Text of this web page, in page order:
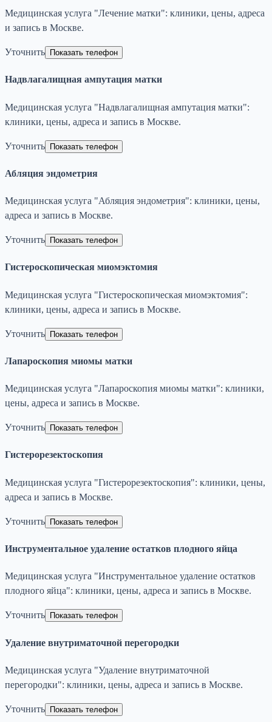
Медицинская услуга "Лечение матки": клиники, цены, адреса
и запись в Москве.
Уточнить Показать телефон
Надвлагалищная ампутация матки
Медицинская услуга "Надвлагалищная ампутация матки":
клиники, цены, адреса и запись в Москве.
Уточнить Показать телефон
Абляция эндометрия
Медицинская услуга "Абляция эндометрия": клиники, цены,
адреса и запись в Москве.
Уточнить Показать телефон
Гистероскопическая миомэктомия
Медицинская услуга "Гистероскопическая миомэктомия":
клиники, цены, адреса и запись в Москве.
Уточнить Показать телефон
Лапароскопия миомы матки
Медицинская услуга "Лапароскопия миомы матки": клиники,
цены, адреса и запись в Москве.
Уточнить Показать телефон
Гистерорезектоскопия
Медицинская услуга "Гистерорезектоскопия": клиники, цены,
адреса и запись в Москве.
Уточнить Показать телефон
Инструментальное удаление остатков плодного яйца
Медицинская услуга "Инструментальное удаление остатков
плодного яйца": клиники, цены, адреса и запись в Москве.
Уточнить Показать телефон
Удаление внутриматочной перегородки
Медицинская услуга "Удаление внутриматочной
перегородки": клиники, цены, адреса и запись в Москве.
Уточнить Показать телефон